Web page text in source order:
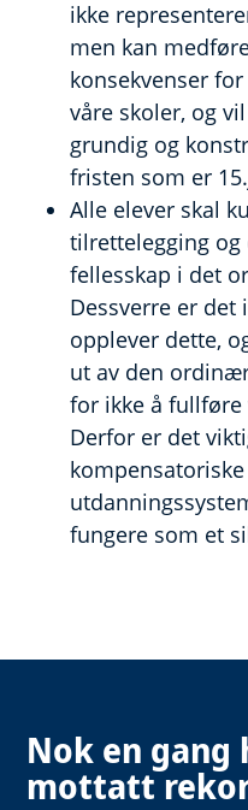
ikke
men kan
konsekvenser
våre skoler, og
grundig og
fristen som er
Alle elever skal
tilrettelegging
fellesskap i det
Dessverre er det
opplever dette,
ut av den
for ikke å
Derfor er det
fungere som et
Nok en gang
mottatt